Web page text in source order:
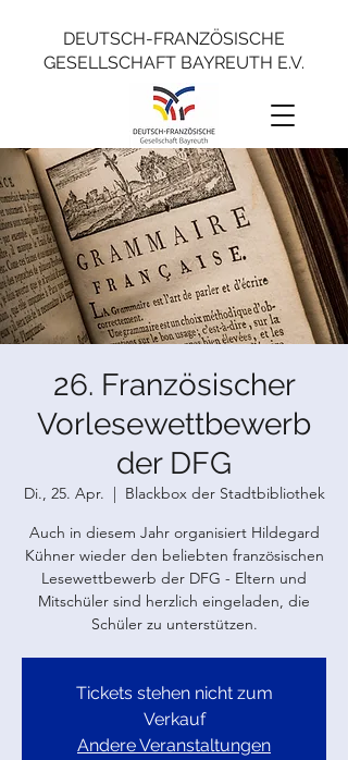
DEUTSCH-FRANZÖSISCHE
GESELLSCHAFT BAYREUTH E.V.
26. Französischer
Vorlesewettbewerb
der DFG
Di., 25. Apr.
  |
Blackbox der Stadtbibliothek
Auch in diesem Jahr organisiert Hildegard
Kühner wieder den beliebten französischen
Lesewettbewerb der DFG - Eltern und
Mitschüler sind herzlich eingeladen, die
Schüler zu unterstützen.
Tickets stehen nicht zum
Verkauf
Andere Veranstaltungen